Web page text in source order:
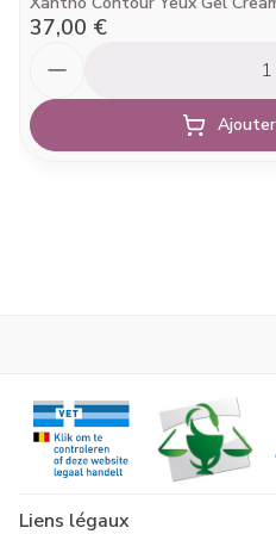
37,00 €
Liens légaux